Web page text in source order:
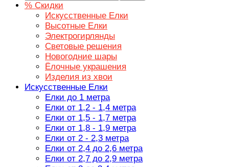
% Скидки
Искусственные Елки
Высотные Елки
Электрогирлянды
Световые решения
Новогодние шары
Ёлочные украшения
Изделия из хвои
Искусственные Елки
Елки до 1 метра
Елки от 1,2 - 1,4 метра
Елки от 1,5 - 1,7 метра
Елки от 1,8 - 1,9 метра
Елки от 2 - 2,3 метра
Елки от 2,4 до 2,6 метра
Елки от 2,7 до 2,9 метра